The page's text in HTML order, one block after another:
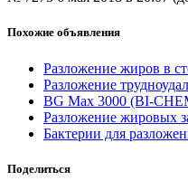
Похожие объявления
Разложение жиров в
Разложение
BG Max 3000 (BI-
Разложение жировых
Бактерии для
Поделиться